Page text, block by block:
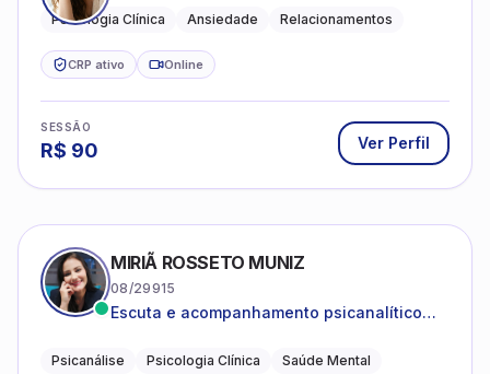
Psicologia Clínica Ansiedade Relacionamentos
CRP ativo Online
SESSÃO
R$ 90 Ver Perfil
MIRIÃ ROSSETO MUNIZ
08/29915
Escuta e acompanhamento psicanalítico
Psicanálise Psicologia Clínica Saúde Mental